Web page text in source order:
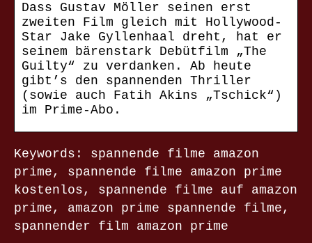
Dass Gustav Möller seinen erst
zweiten Film gleich mit Hollywood-
Star Jake Gyllenhaal dreht, hat er
seinem bärenstark Debütfilm „The
Guilty“ zu verdanken. Ab heute
gibt’s den spannenden Thriller
(sowie auch Fatih Akins „Tschick“)
im Prime-Abo.
Keywords: spannende filme amazon
prime, spannende filme amazon prime
kostenlos, spannende filme auf amazon
prime, amazon prime spannende filme,
spannender film amazon prime